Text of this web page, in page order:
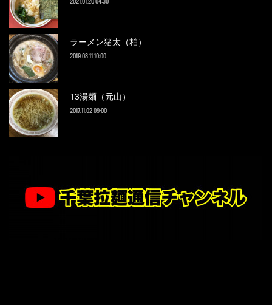
ラーメン猪太（柏）
2019.08.11 10:00
13湯麺（元山）
2017.11.02 09:00